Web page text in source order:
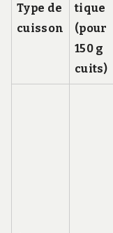
Type de
cuisson
tique
(pour
150 g
cuits)